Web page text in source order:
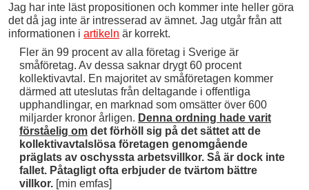
Jag har inte läst propositionen och kommer inte heller göra
det då jag inte är intresserad av ämnet. Jag utgår från att
informationen i artikeln är korrekt.
Fler än 99 procent av alla företag i Sverige är
småföretag. Av dessa saknar drygt 60 procent
kollektivavtal. En majoritet av småföretagen kommer
därmed att uteslutas från deltagande i offentliga
upphandlingar, en marknad som omsätter över 600
miljarder kronor årligen. Denna ordning hade varit
förståelig omdet förhöll sig på det sättet att de
kollektivavtalslösa företagen genomgående
präglats av oschyssta arbetsvillkor. Så är dock inte
fallet. Påtagligt ofta erbjuder de tvärtom bättre
villkor.[min emfas]